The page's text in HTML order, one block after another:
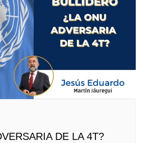
DE LA 4T?